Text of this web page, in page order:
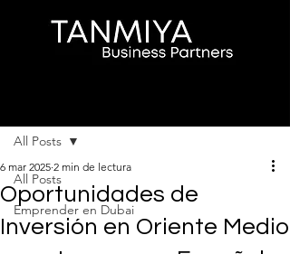
All Posts
Emprender en Dubai
All Posts
Oportunidades de
Inversión en Oriente Medio
6 mar 2025 2 min de lectura